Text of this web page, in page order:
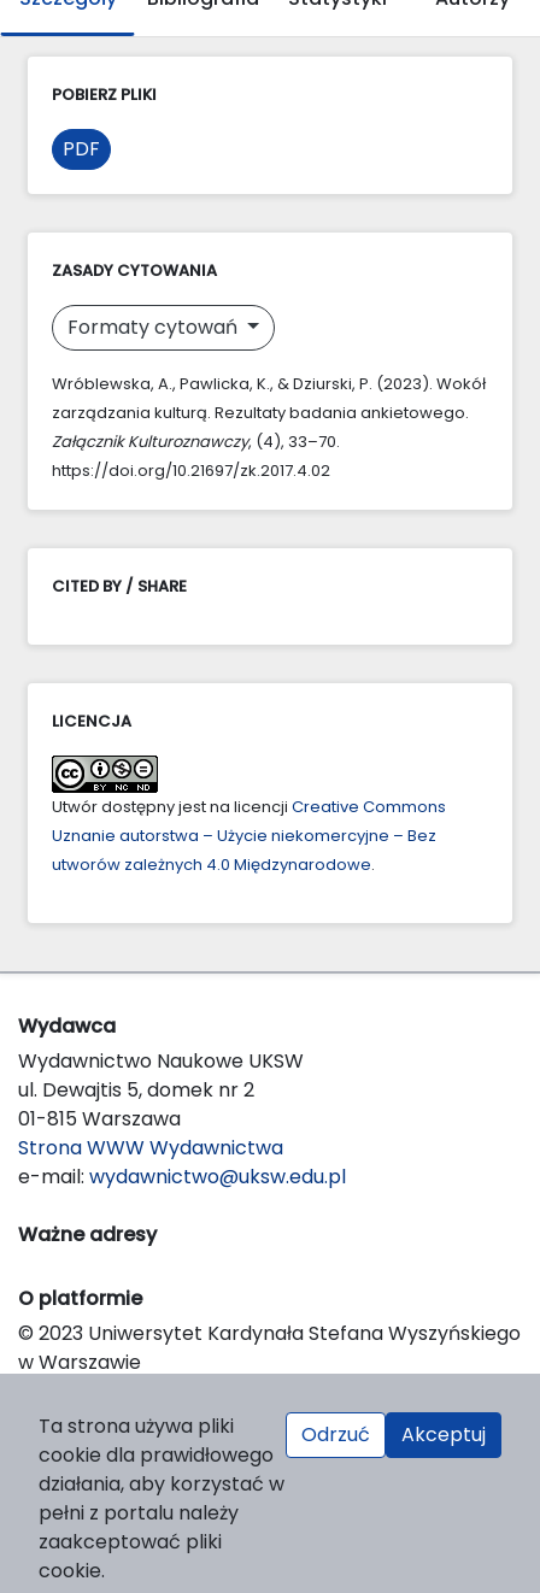
POBIERZ PLIKI
PDF
ZASADY CYTOWANIA
Formaty cytowań
Wróblewska, A., Pawlicka, K., & Dziurski, P. (2023). Wokół
zarządzania kulturą. Rezultaty badania ankietowego.
Załącznik Kulturoznawczy, (4), 33–70.
https://doi.org/10.21697/zk.2017.4.02
CITED BY / SHARE
LICENCJA
Utwór dostępny jest na licencji Creative Commons
Uznanie autorstwa – Użycie niekomercyjne – Bez
utworów zależnych 4.0 Międzynarodowe.
Wydawca
Wydawnictwo Naukowe UKSW
ul. Dewajtis 5, domek nr 2
01-815 Warszawa
Strona WWW Wydawnictwa
e-mail: wydawnictwo@uksw.edu.pl
Ważne adresy
O platformie
© 2023 Uniwersytet Kardynała Stefana Wyszyńskiego
w Warszawie
Platform & Workflow by OJS/PKP
Ta strona używa pliki
cookie dla prawidłowego
działania, aby korzystać w
pełni z portalu należy
zaakceptować pliki
cookie.
Odrzuć Akceptuj